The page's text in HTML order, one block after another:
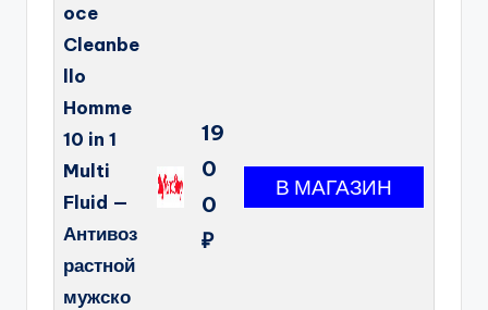
oce
Cleanbe
llo
Homme
10 in 1
Multi
Fluid —
Антивоз
растной
мужско
19
0
0
₽